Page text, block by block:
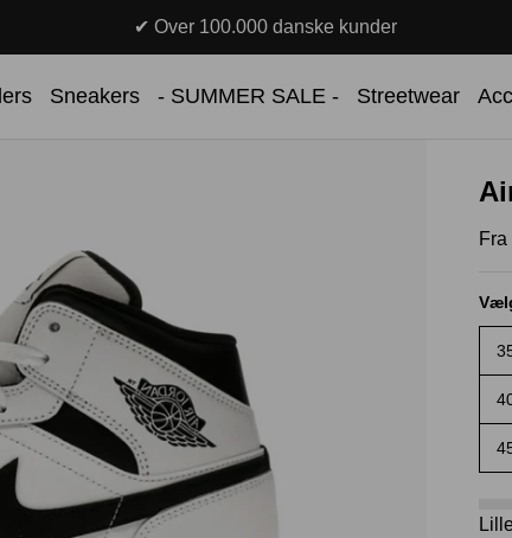
✔ Over 100.000 danske kunder
Sneakers - SUMMER SALE - Streetwear
Fra